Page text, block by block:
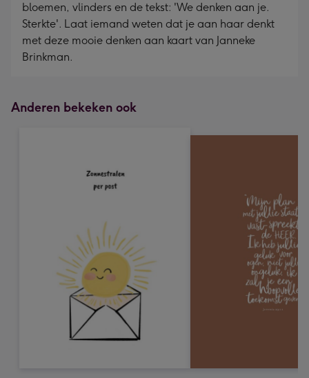
bloemen, vlinders en de tekst: 'We denken aan je.
Sterkte'. Laat iemand weten dat je aan haar denkt
met deze mooie denken aan kaart van Janneke
Brinkman.
Anderen bekeken ook